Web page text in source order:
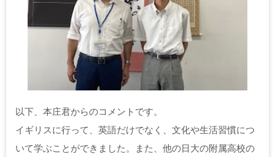
以下、本庄君からのコメントです。
イギリスに行って、英語だけでなく、文化や生活習慣につ
いて学ぶことができました。また、他の日大の附属高校の